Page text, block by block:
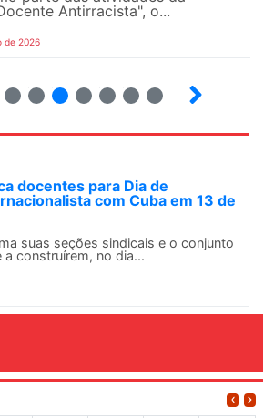
Antirracista", o...
de 2026
docentes para Dia de
com Cuba em 13 de
suas seções sindicais e o conjunto
construírem, no dia...